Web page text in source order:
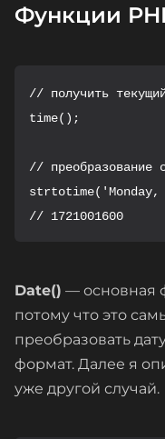
Функции
// получить
time();
// преобразование
// 1721001600
Date() — основная
потому что это
преобразовать
формат. Далее я
уже другой случай.